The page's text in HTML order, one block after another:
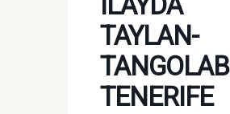
TAYLAN-
TANGOLAB
TENERIFE